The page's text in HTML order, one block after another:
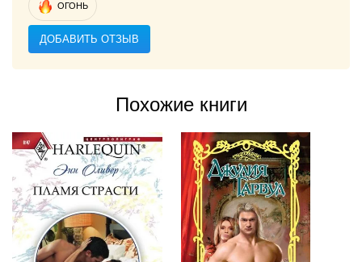
ОГОНЬ
ДОБАВИТЬ ОТЗЫВ
Похожие книги